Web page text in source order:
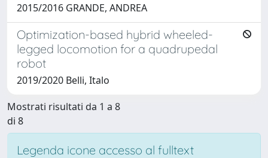
2015/2016 GRANDE, ANDREA
Optimization-based hybrid wheeled-
legged locomotion for a quadrupedal
robot
2019/2020 Belli, Italo
Mostrati risultati da 1 a 8
di 8
Legenda icone accesso al fulltext